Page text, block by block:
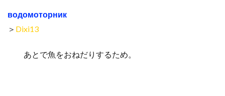
водомоторник
＞ Dixi13
あとで魚をおねだりするため。